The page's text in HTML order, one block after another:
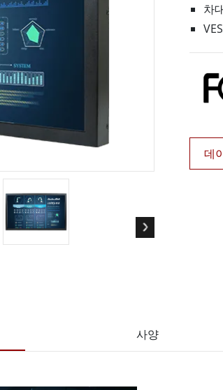
수 러기드 PC IP65
웨이
트웨이
의료용 러기드
의료용 패널 PC
가스, ATEX 등급
러기드 태블릿
내구성형 핸드헬드
패널 PC
AI 컴퓨터
엣지 AI 모빌리
엣지 AI 컴퓨팅
차
데
사양